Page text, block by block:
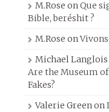
M.Rose onQue
Bible, beréshit ?
M.Rose on
Michael Langlois
Are the Museum of
Fakes?
Valerie Greenon